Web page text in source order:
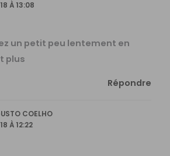
À 13:08
un petit peu lentement en
plus
Répondre
COELHO
À 12:22